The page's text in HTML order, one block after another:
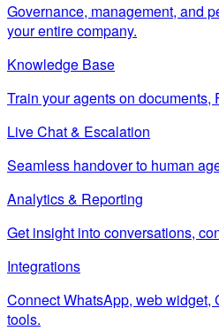
Governance, management, and
your entire company.
Knowledge Base
Train your agents on documents,
Live Chat & Escalation
Seamless handover to human
Analytics & Reporting
Get insight into conversations,
Integrations
Connect WhatsApp, web widget,
tools.